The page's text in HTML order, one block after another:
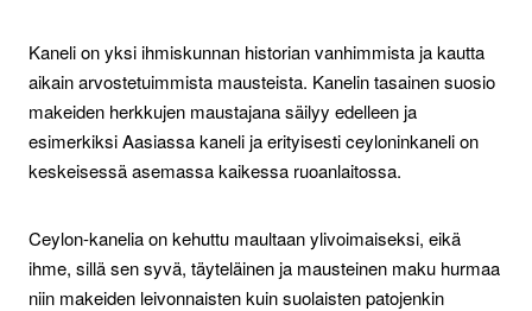
Kaneli on yksi ihmiskunnan historian vanhimmista ja kautta
aikain arvostetuimmista mausteista. Kanelin tasainen suosio
makeiden herkkujen maustajana säilyy edelleen ja
esimerkiksi Aasiassa kaneli ja erityisesti ceyloninkaneli on
keskeisessä asemassa kaikessa ruoanlaitossa.
Ceylon-kanelia on kehuttu maultaan ylivoimaiseksi, eikä
ihme, sillä sen syvä, täyteläinen ja mausteinen maku hurmaa
niin makeiden leivonnaisten kuin suolaisten patojenkin